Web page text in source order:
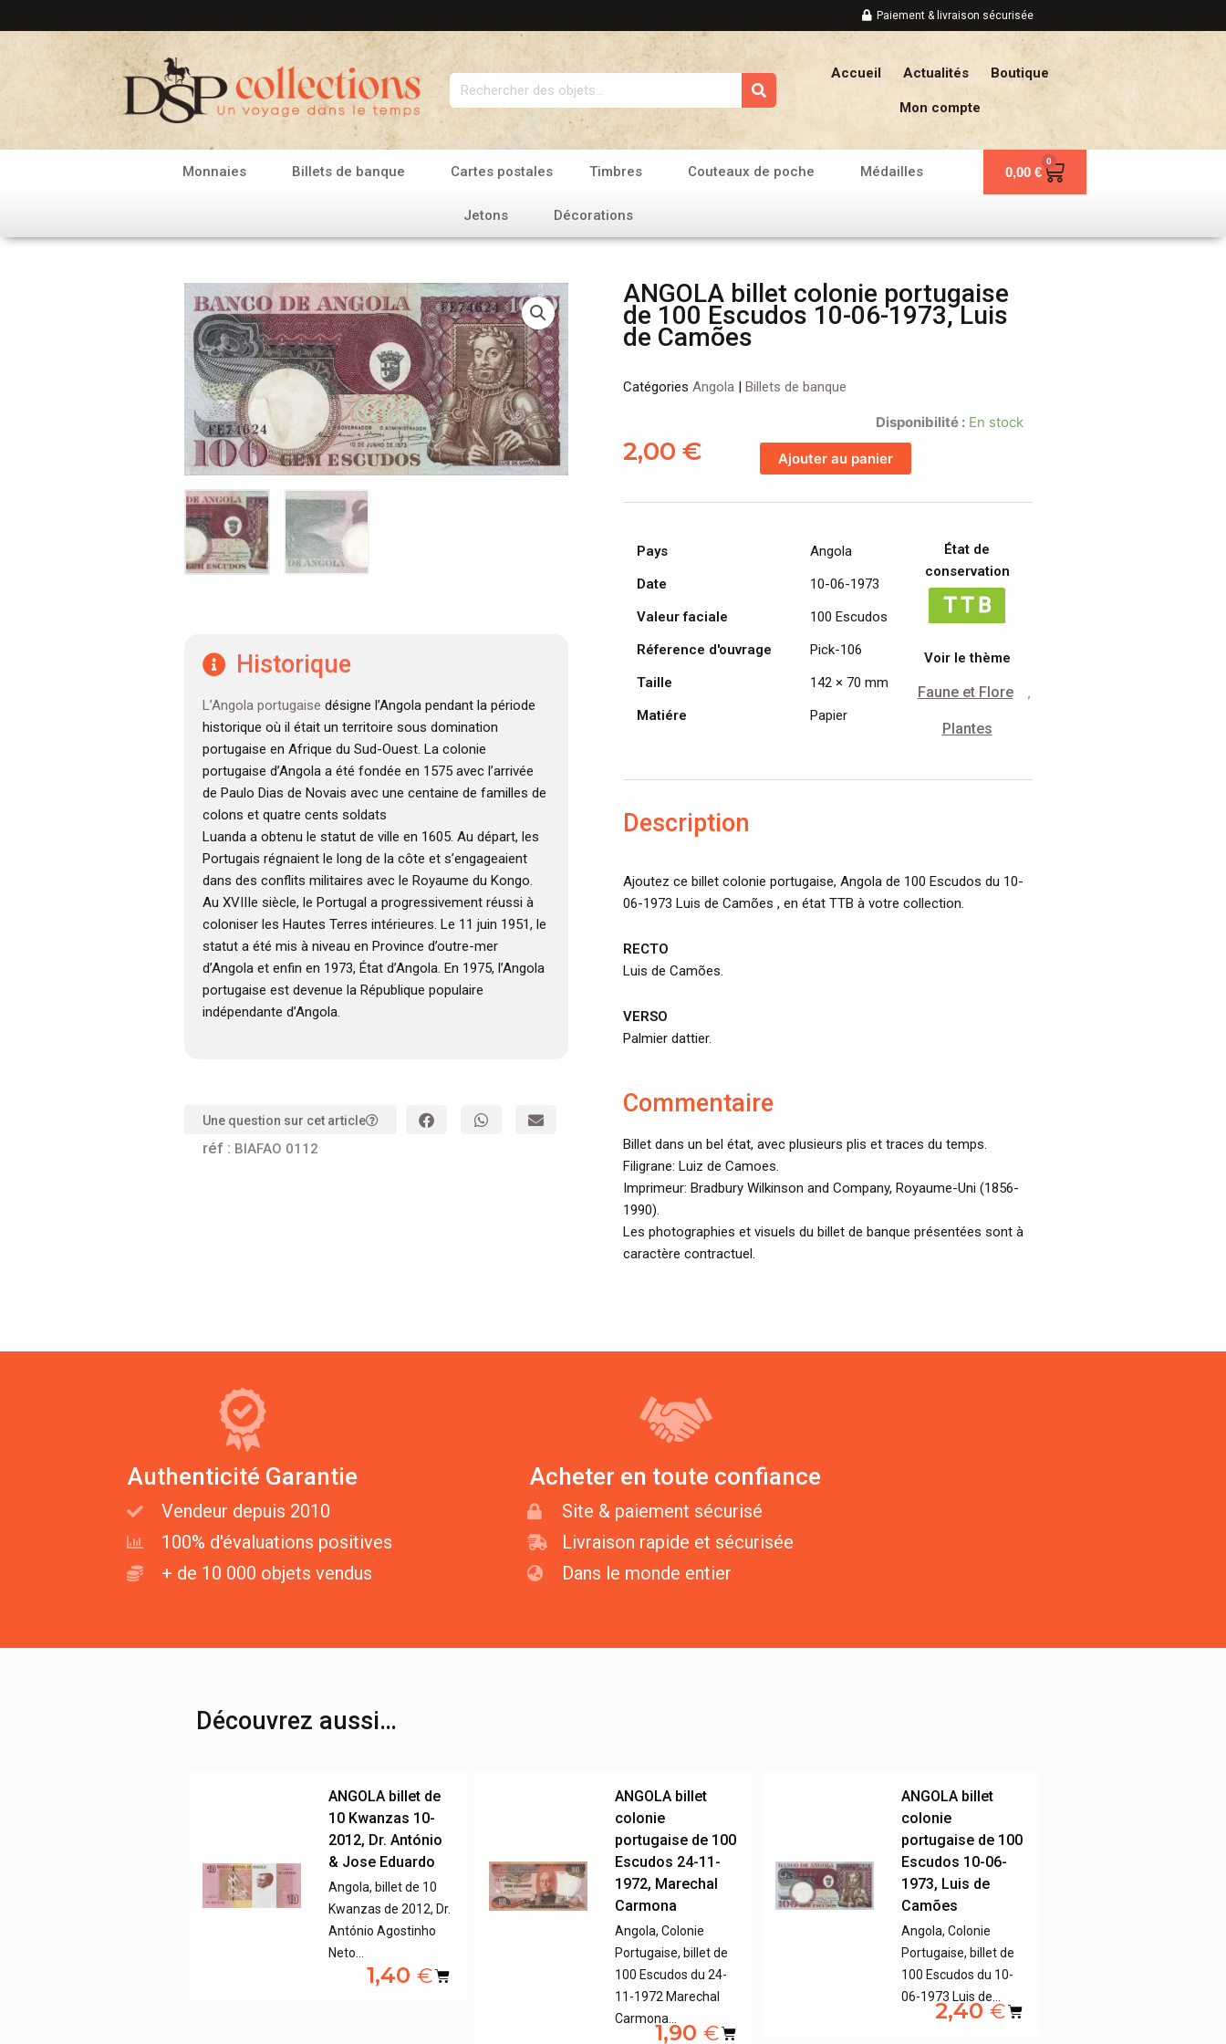
au
contenu
Paiement & livraison sécurisée
Rechercher
Accueil Actualités Boutique
Mon compte
Monnaies Billets de banque Cartes postales Timbres Couteaux de poche Médailles
Jetons Décorations
0,00 €
0
Panier
Historique
L’Angola portugaise désigne l’Angola pendant la période
historique où il était un territoire sous domination
portugaise en Afrique du Sud-Ouest. La colonie
portugaise d’Angola a été fondée en 1575 avec l’arrivée
de Paulo Dias de Novais avec une centaine de familles de
colons et quatre cents soldats
Luanda a obtenu le statut de ville en 1605. Au départ, les
Portugais régnaient le long de la côte et s’engageaient
dans des conflits militaires avec le Royaume du Kongo.
Au XVIIIe siècle, le Portugal a progressivement réussi à
coloniser les Hautes Terres intérieures. Le 11 juin 1951, le
statut a été mis à niveau en Province d’outre-mer
d’Angola et enfin en 1973, État d’Angola. En 1975, l’Angola
portugaise est devenue la République populaire
indépendante d’Angola.
Une question sur cet article
réf : BIAFAO 0112
ANGOLA billet colonie portugaise
de 100 Escudos 10-06-1973, Luis
de Camões
Catégories Angola | Billets de banque
2,00 €
Disponibilité : En stock
de
ANGOLA
colonie
1973,
Ajouter au panier
Pays
Angola
Date
10-06-1973
Valeur faciale
100 Escudos
Réference d'ouvrage
Pick-106
Taille
142 × 70 mm
Matiére
Papier
État de
conservation
Voir le thème
Faune et Flore ,
Plantes
Description
Ajoutez ce billet colonie portugaise, Angola de 100 Escudos du 10-
06-1973 Luis de Camões , en état TTB à votre collection.
RECTO
Luis de Camões.
VERSO
Palmier dattier.
Commentaire
Billet dans un bel état, avec plusieurs plis et traces du temps.
Filigrane: Luiz de Camoes.
Imprimeur: Bradbury Wilkinson and Company, Royaume-Uni (1856-
1990).
Les photographies et visuels du billet de banque présentées sont à
caractère contractuel.
Authenticité Garantie
Vendeur depuis 2010
100% d'évaluations positives
+ de 10 000 objets vendus
Acheter en toute confiance
Site & paiement sécurisé
Livraison rapide et sécurisée
Dans le monde entier
Découvrez aussi…
ANGOLA billet de
10 Kwanzas 10-
2012, Dr. António
& Jose Eduardo
Angola, billet de 10
Kwanzas de 2012, Dr.
António Agostinho
Neto…
1,40 €
ANGOLA billet
colonie
portugaise de 100
Escudos 24-11-
1972, Marechal
Carmona
Angola, Colonie
Portugaise, billet de
100 Escudos du 24-
11-1972 Marechal
Carmona…
1,90 €
ANGOLA billet
colonie
portugaise de 100
Escudos 10-06-
1973, Luis de
Camões
Angola, Colonie
Portugaise, billet de
100 Escudos du 10-
06-1973 Luis de…
2,40 €